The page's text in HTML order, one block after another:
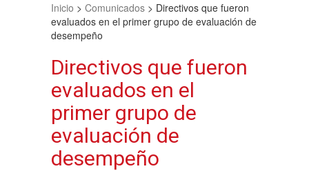
Inicio >Comunicados > Directivos que fueron
evaluados en el primer grupo de evaluación de
desempeño
Directivos que fueron
evaluados en el
primer grupo de
evaluación de
desempeño